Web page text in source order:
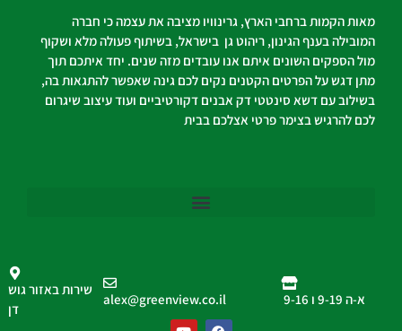
מאות הקמות ברחבי הארץ, גרינוויו מציבה את עצמה כי חברה
המובילה בענף הגינון, ריהוט גן בישראל, בשיתוף פעולה מלא ושקוף
מול הספקים השונים איתם אנו עובדים מזה שנים. יחד איתכם תוך
מתן דגש על הפרטים הקטנים נקים לכם גינה שאפשר להתגאות בה,
בשילוב עם דשא סינטטי דק אבנים דקורטיביים ועוד עיצוב שיגרום
לכם להרגיש בצימר פרטי אצלכם בבית
א-ה 9-19 ו 9-16 alex@greenview.co.il
שירות באזור גוש
דן